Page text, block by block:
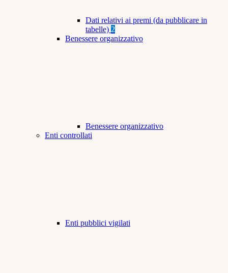
Dati relativi ai premi (da pubblicare in
tabelle) 2
Benessere organizzativo
Benessere organizzativo
Enti controllati
Enti pubblici vigilati